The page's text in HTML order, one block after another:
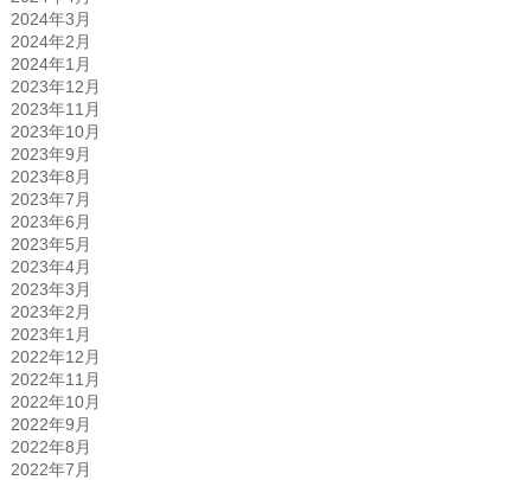
2024年3月
2024年2月
2024年1月
2023年12月
2023年11月
2023年10月
2023年9月
2023年8月
2023年7月
2023年6月
2023年5月
2023年4月
2023年3月
2023年2月
2023年1月
2022年12月
2022年11月
2022年10月
2022年9月
2022年8月
2022年7月